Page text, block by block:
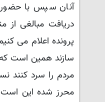
آنان سپس با حضور
دریافت مبالغی
پرونده اعلام می
سازند همین است که
مردم را سرد کنند
محرز شده این است